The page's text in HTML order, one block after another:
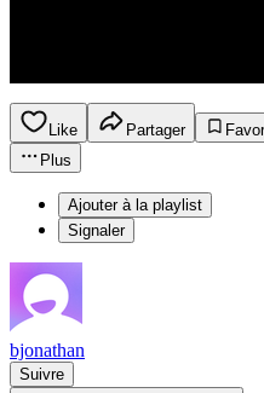
Like Partager
Plus
Ajouter à la playlist
Signaler
bjonathan
Suivre